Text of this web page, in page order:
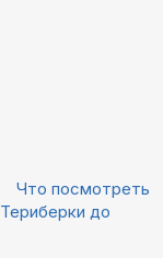
Что посмотреть
до